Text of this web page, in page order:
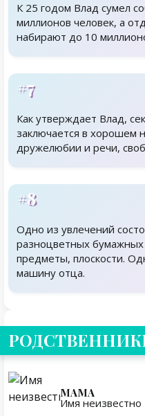
К 25 годом Влад сумел
миллионов человек, а
набирают до 10
#7
Как утверждает Влад,
заключается в хорошем
дружелюбии и речи,
#8
Одно из увлечений
разноцветных бумажных
предметы, плоскости.
машину отца.
Родственники
МАМА
Имя неизвестно